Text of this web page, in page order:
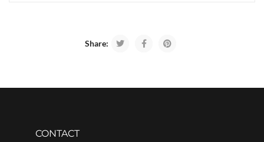
Share:
CONTACT